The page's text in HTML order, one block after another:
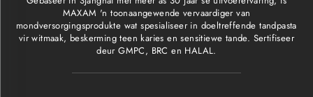
MAXAM 'n toonaangewende vervaardiger van
mondversorgingsprodukte wat spesialiseer in doeltreffende tandpasta
vir witmaak, beskerming teen karies en sensitiewe tande. Sertifiseer
deur GMPC, BRC en HALAL.